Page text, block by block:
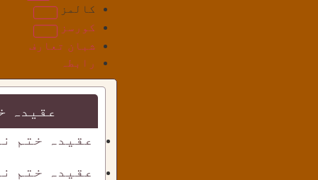
کالمز
کورسز
شبان تعارف
رابطہ
عقیدہ
عقیدہ ختم
عقیدہ ختم